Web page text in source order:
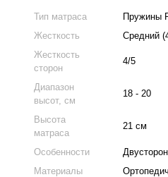
Тип матраса
Пружины
Жесткость
Средний
Жесткость
сторон
4/5
Диапазон
высот, см
18 - 20
Высота
матраса
21 см
Особенности
Материалы